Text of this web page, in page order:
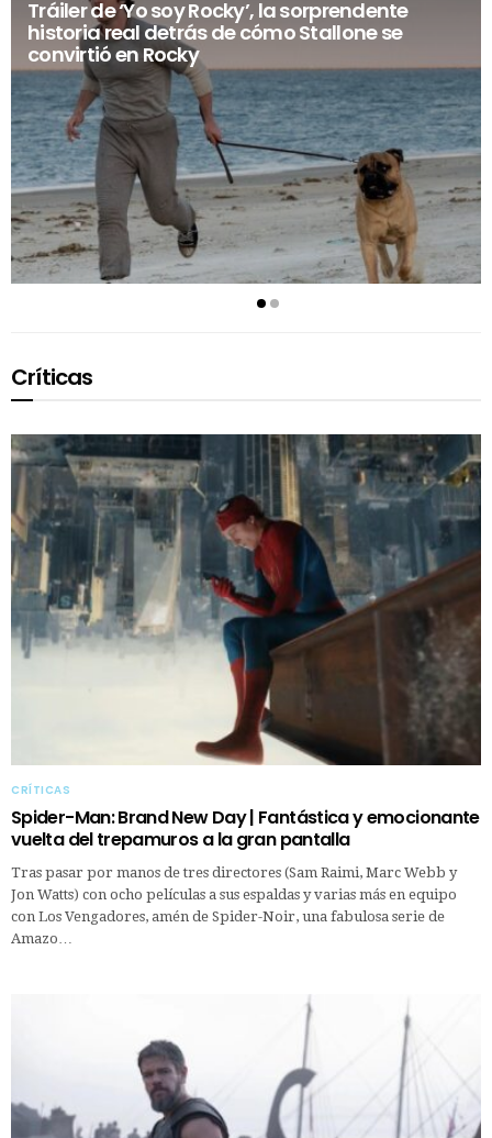
Tráiler de ‘Yo soy Rocky’, la sorprendente
historia real detrás de cómo Stallone se
convirtió en Rocky
Críticas
CRÍTICAS
Spider-Man: Brand New Day | Fantástica y emocionante
vuelta del trepamuros a la gran pantalla
Tras pasar por manos de tres directores (Sam Raimi, Marc Webb y
Jon Watts) con ocho películas a sus espaldas y varias más en equipo
con Los Vengadores, amén de Spider-Noir, una fabulosa serie de
Amazo…